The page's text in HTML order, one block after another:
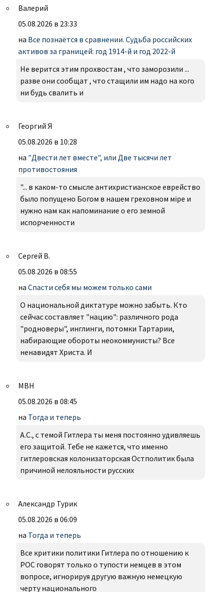
Валерий
05.08.2026 в 23:33
на Все познаётся в сравнении. Судьба российских
активов за границей: год 1914-й и год 2022-й
Не верится этим прохвостам , что заморозили ...
разве они сообщат , что стащили им надо на кого
ни будь свалить и
Георгий Я
05.08.2026 в 10:28
на "Двести лет вместе", или Две тысячи лет
противостояния
"... в каком-то смысле антихристианское еврейство
было попущено Богом в нашем греховном міре и
нужно нам как напоминание о его земной
испорченности
Сергей В.
05.08.2026 в 08:55
на Спасти себя мы можем только сами
О национальной диктатуре можно забыть. Кто
сейчас составляет "нацию": различного рода
"родноверы", инглинги, потомки Тартарии,
набирающие обороты неокоммунисты? Все
ненавидят Христа. И
МВН
05.08.2026 в 08:45
на Тогда и теперь
А.С., с темой Гитлера ты меня постоянно удивляешь
его защитой. Тебе не кажется, что именно
гитлеровская колонизаторская Остполитик была
причиной нелояльности русских
Александр Турик
05.08.2026 в 06:09
на Тогда и теперь
Все критики политики Гитлера по отношению к
РОС говорят только о тупости немцев в этом
вопросе, игнорируя другую важную немецкую
черту национального